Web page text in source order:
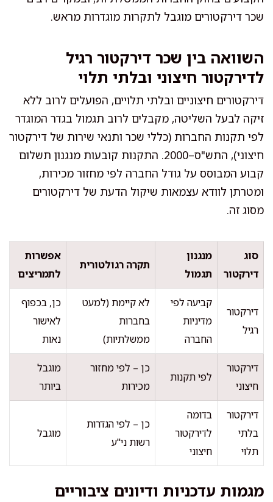
שכר דירקטורים מוגבל לתקרות מוגדרות מראש.
השוואה בין שכר דירקטור רגיל
לדירקטור חיצוני ובלתי תלוי
דירקטורים חיצוניים ובלתי תלויים, הפועלים לרוב ללא
זיקה לבעל השליטה, מקבלים לרוב תגמול בגדר המוגדר
לפי תקנות החברות (כללי שכר ותנאי שירות של דירקטור
חיצוני), התש"ס–2000. התקנות קובעות מנגנון תשלום
קבוע המבוסס על גודל החברה לפי מחזור מכירות,
ומטרתן לוודא עצמאות שיקול הדעת של דירקטורים
מסוג זה.
סוג
דירקטור
מנגנון
תגמול
תקרה רגולטורית
אפשרות
לתמריצים
דירקטור
רגיל
קביעה לפי
מדיניות
החברה
לא קיימת (למעט
בחברות
ממשלתיות)
כן, בכפוף
לאישור
נאות
דירקטור
חיצוני
לפי תקנות
כן – לפי מחזור
מכירות
מוגבל
ביותר
דירקטור
בלתי
תלוי
בדומה
לדירקטור
חיצוני
כן – לפי הגדרות
רשות ני"ע
מוגבל
מגמות עדכניות ודיונים ציבוריים